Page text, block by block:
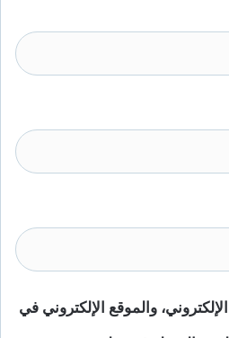
والموقع الإلكتروني في